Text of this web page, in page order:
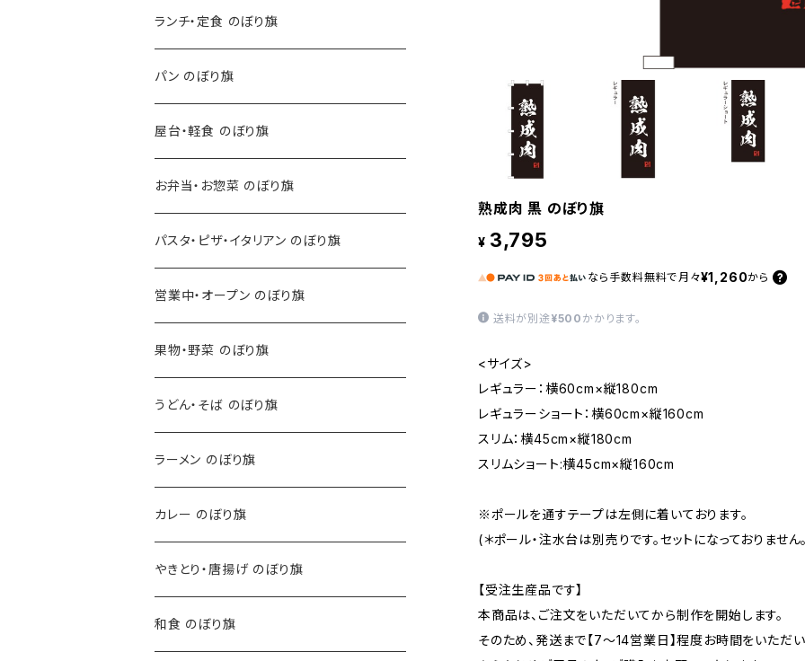
熟成肉 黒 のぼり旗
¥ 3,795
なら 手数料無料で 月々¥1,260から
送料が別途 ¥500 かかります。
<サイズ>
レギュラー：横60cm×縦180cm
レギュラーショート：横60cm×縦160cm
スリム：横45cm×縦180cm
スリムショート:横45cm×縦160cm
※ポールを通すテープは左側に着いております。
(＊ポール・注水台は別売りです。セットになっておりません
【受注生産品です】
本商品は、ご注文をいただいてから制作を開始します。
そのため、発送まで【7〜14営業日】程度お時間をいただい
ランチ・定食 のぼり旗
パン のぼり旗
屋台・軽食 のぼり旗
お弁当・お惣菜 のぼり旗
パスタ・ピザ・イタリアン のぼり旗
営業中・オープン のぼり旗
果物・野菜 のぼり旗
うどん・そば のぼり旗
ラーメン のぼり旗
カレー のぼり旗
やきとり・唐揚げ のぼり旗
和食 のぼり旗